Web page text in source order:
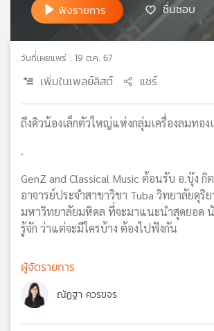
แผนที่
วิทยุ
ข่าย
ฟังรายการ ชื่นชอบ
วันที่เผยแพร่ : 19 ต.ค. 67
เพิ่มในเพลย์ลิสต์ แชร์
ถึงคิวน้องเล็กตัวใหญ่แห่งกลุ่มเครื่องลมทอง
.
GenZ and Classical Music ต้อนรับ อ.บุ๊ง กิ
อาจารย์ประจำสาขาวิชา Tuba วิทยาลัยดุริ
มหาวิทยาลัยมหิดล ที่จะมาแนะนำสุดยอด
รู้จัก ว่าแต่จะมีใครบ้าง ต้องไปฟังกัน
ผู้จัดรายการ
ณัฏฐา ควรขจร